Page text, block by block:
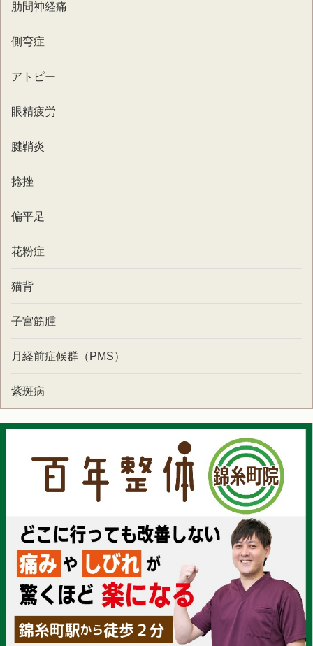
肋間神経痛
側弯症
アトピー
眼精疲労
腱鞘炎
捻挫
偏平足
花粉症
猫背
子宮筋腫
月経前症候群（PMS）
紫斑病